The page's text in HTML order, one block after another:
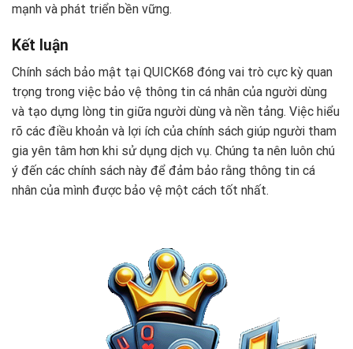
mạnh và phát triển bền vững.
Kết luận
Chính sách bảo mật tại QUICK68 đóng vai trò cực kỳ quan
trọng trong việc bảo vệ thông tin cá nhân của người dùng
và tạo dựng lòng tin giữa người dùng và nền tảng. Việc hiểu
rõ các điều khoản và lợi ích của chính sách giúp người tham
gia yên tâm hơn khi sử dụng dịch vụ. Chúng ta nên luôn chú
ý đến các chính sách này để đảm bảo rằng thông tin cá
nhân của mình được bảo vệ một cách tốt nhất.